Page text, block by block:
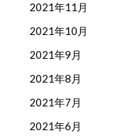
2021年11月
2021年10月
2021年9月
2021年8月
2021年7月
2021年6月